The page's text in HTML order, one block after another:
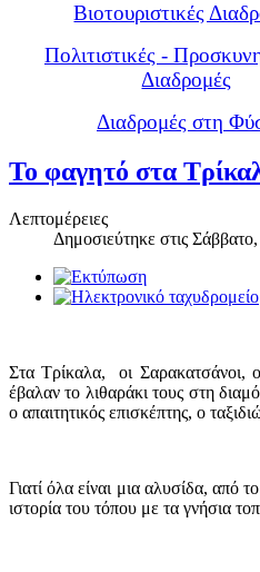
Βιοτουριστικές
Πολιτιστικές -
Διαδρομές
Διαδρομές στη
Το φαγητό στα
Λεπτομέρειες
Δημοσιεύτηκε στις
Στα Τρίκαλα, οι Σαρακατσάνοι,
έβαλαν το λιθαράκι τους στη
ο απαιτητικός επισκέπτης, ο
Γιατί όλα είναι μια αλυσίδα, από
ιστορία του τόπου με τα γνήσια